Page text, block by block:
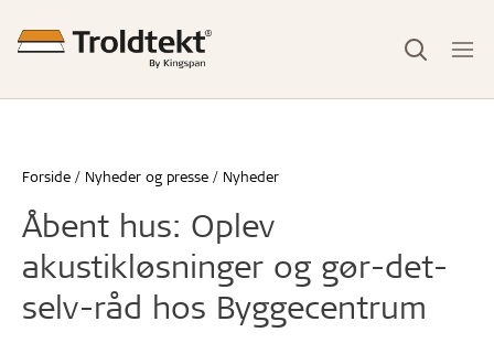
Forside Nyheder og presse Nyheder
Åbent hus: Oplev
akustikløsninger og gør-det-
selv-råd hos Byggecentrum